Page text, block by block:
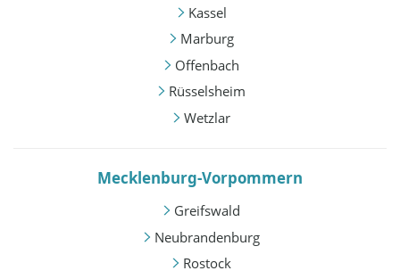
Kassel
Marburg
Offenbach
Rüsselsheim
Wetzlar
Mecklenburg-Vorpommern
Greifswald
Neubrandenburg
Rostock